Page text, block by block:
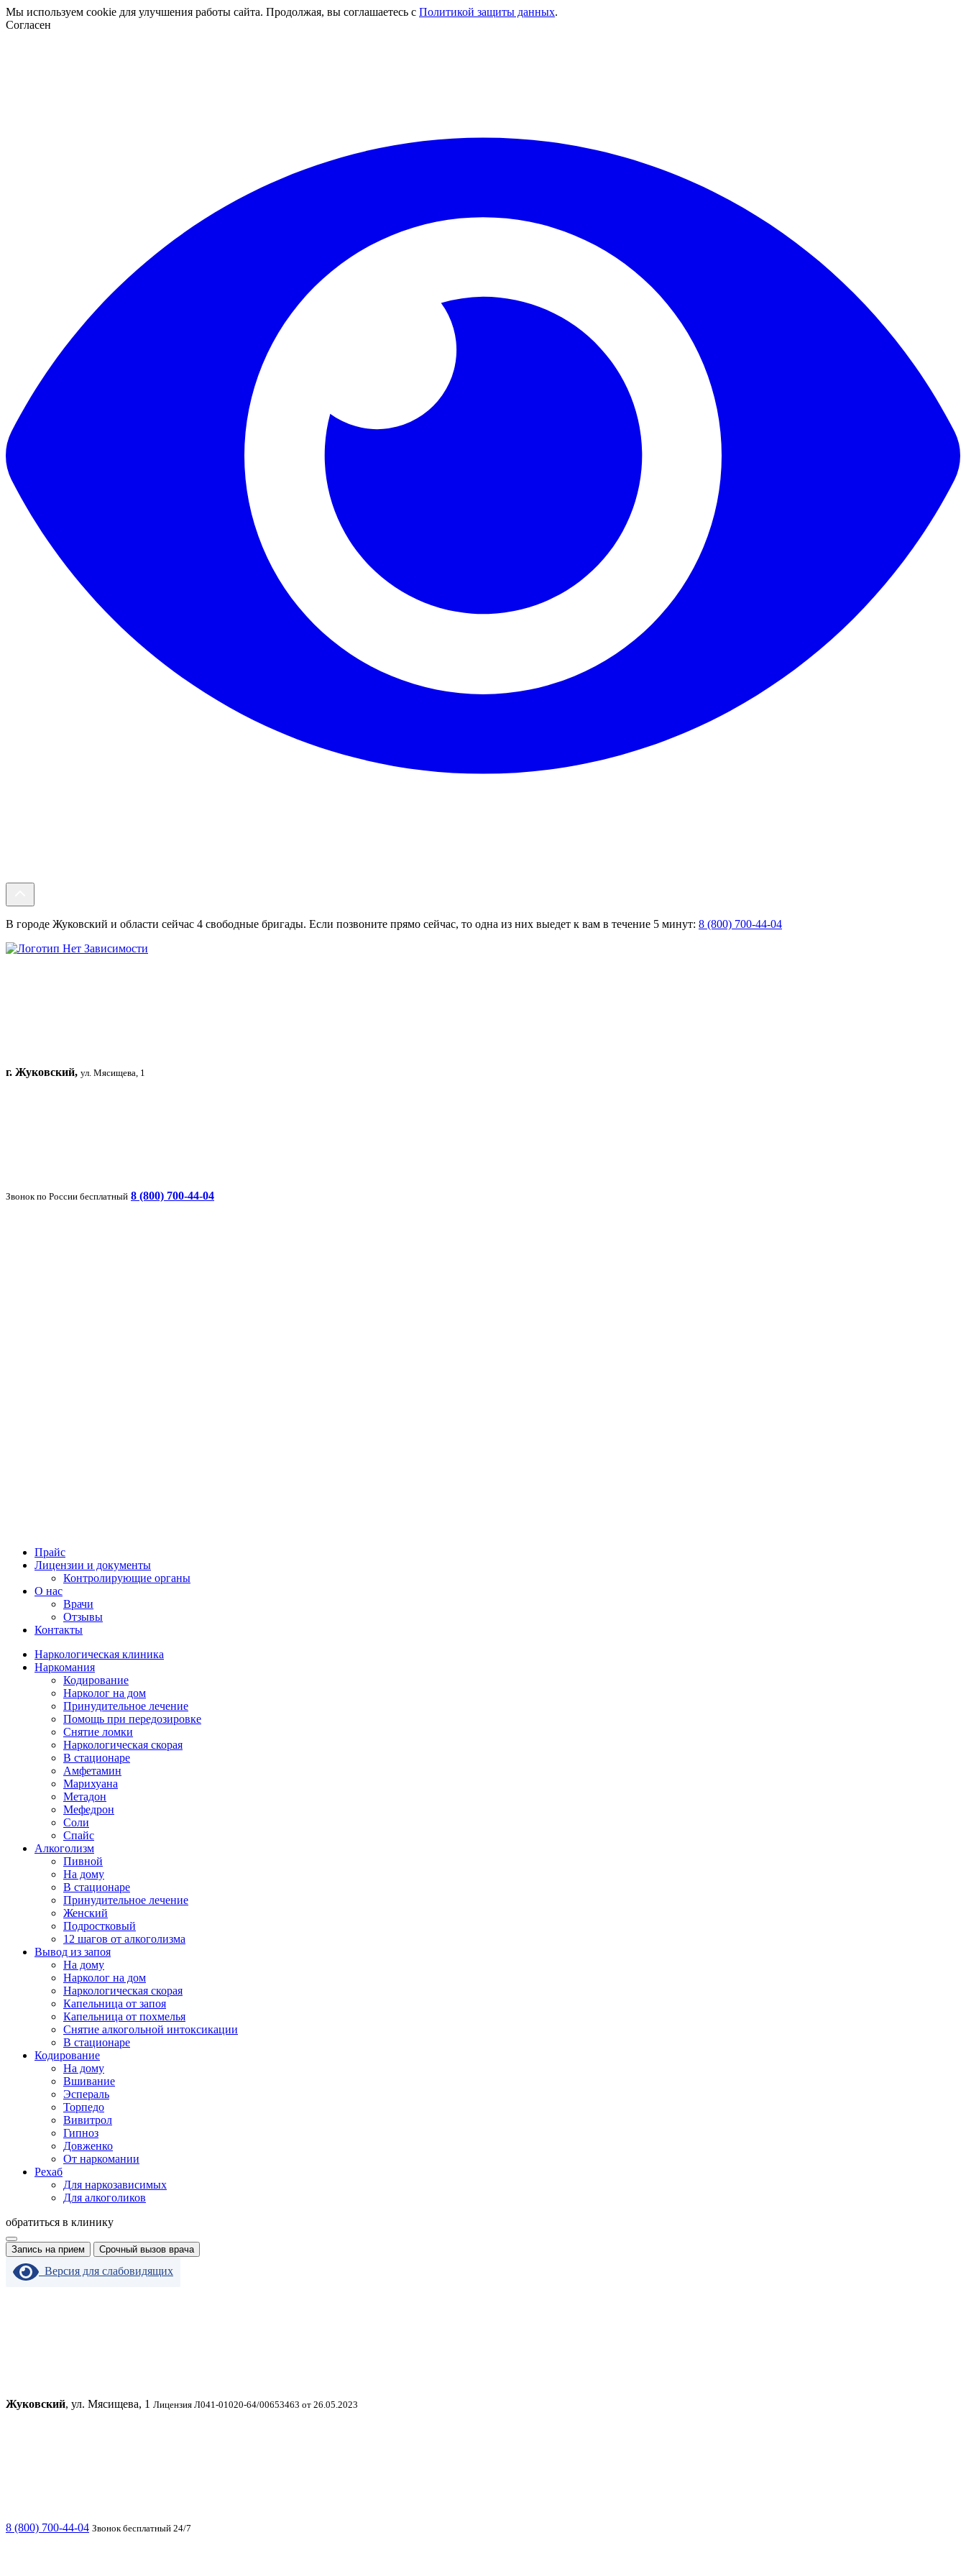
Мы используем cookie для улучшения работы сайта. Продолжая, вы соглашаетесь с Политикой защиты данных.
Согласен
В городе Жуковский и области сейчас 4 свободные бригады. Если позвоните прямо сейчас, то одна из них выедет к вам в течение 5 минут: 8 (800) 700-44-04
г. Жуковский, ул. Мясищева, 1
Звонок по России бесплатный 8 (800) 700-44-04
Прайс
Лицензии и документы
Контролирующие органы
О нас
Врачи
Отзывы
Контакты
Наркологическая клиника
Наркомания
Кодирование
Нарколог на дом
Принудительное лечение
Помощь при передозировке
Снятие ломки
Наркологическая скорая
В стационаре
Амфетамин
Марихуана
Метадон
Мефедрон
Соли
Спайс
Алкоголизм
Пивной
На дому
В стационаре
Принудительное лечение
Женский
Подростковый
12 шагов от алкоголизма
Вывод из запоя
На дому
Нарколог на дом
Наркологическая скорая
Капельница от запоя
Капельница от похмелья
Снятие алкогольной интоксикации
В стационаре
Кодирование
На дому
Вшивание
Эспераль
Торпедо
Вивитрол
Гипноз
Довженко
От наркомании
Рехаб
Для наркозависимых
Для алкоголиков
обратиться в клинику
Запись на прием Срочный вызов врача
Версия для слабовидящих
Жуковский, ул. Мясищева, 1 Лицензия Л041-01020-64/00653463 от 26.05.2023
8 (800) 700-44-04 Звонок бесплатный 24/7